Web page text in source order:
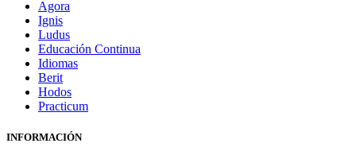
Agora
Ignis
Ludus
Educación Continua
Idiomas
Berit
Hodos
Practicum
INFORMACIÓN